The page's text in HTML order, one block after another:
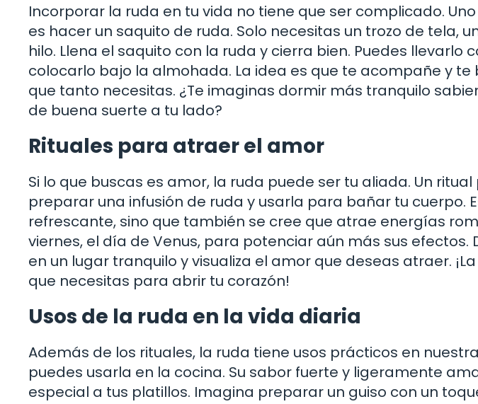
Incorporar la ruda en tu vida no tiene que ser complicado.
es hacer un saquito de ruda. Solo necesitas un trozo de tela,
hilo. Llena el saquito con la ruda y cierra bien. Puedes llevarlo
colocarlo bajo la almohada. La idea es que te acompañe y
que tanto necesitas. ¿Te imaginas dormir más tranquilo
de buena suerte a tu lado?
Rituales para atraer el amor
Si lo que buscas es amor, la ruda puede ser tu aliada. Un
preparar una infusión de ruda y usarla para bañar tu cuerpo.
refrescante, sino que también se cree que atrae energías
viernes, el día de Venus, para potenciar aún más sus efectos.
en un lugar tranquilo y visualiza el amor que deseas atraer.
que necesitas para abrir tu corazón!
Usos de la ruda en la vida diaria
Además de los rituales, la ruda tiene usos prácticos en
puedes usarla en la cocina. Su sabor fuerte y ligeramente
especial a tus platillos. Imagina preparar un guiso con un